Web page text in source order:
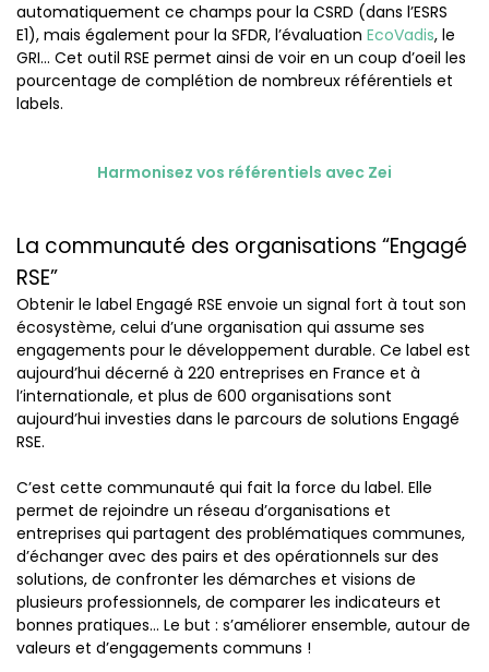
automatiquement ce champs pour la CSRD (dans l’ESRS
E1), mais également pour la SFDR, l’évaluation EcoVadis, le
GRI… Cet outil RSE permet ainsi de voir en un coup d’oeil les
pourcentage de complétion de nombreux référentiels et
labels.
Harmonisez vos référentiels avec Zei
La communauté des organisations “Engagé
RSE”
Obtenir le label Engagé RSE envoie un signal fort à tout son
écosystème, celui d’une organisation qui assume ses
engagements pour le développement durable. Ce label est
aujourd’hui décerné à 220 entreprises en France et à
l’internationale, et plus de 600 organisations sont
aujourd’hui investies dans le parcours de solutions Engagé
RSE.
C’est cette communauté qui fait la force du label. Elle
permet de rejoindre un réseau d’organisations et
entreprises qui partagent des problématiques communes,
d’échanger avec des pairs et des opérationnels sur des
solutions, de confronter les démarches et visions de
plusieurs professionnels, de comparer les indicateurs et
bonnes pratiques… Le but : s’améliorer ensemble, autour de
valeurs et d’engagements communs !